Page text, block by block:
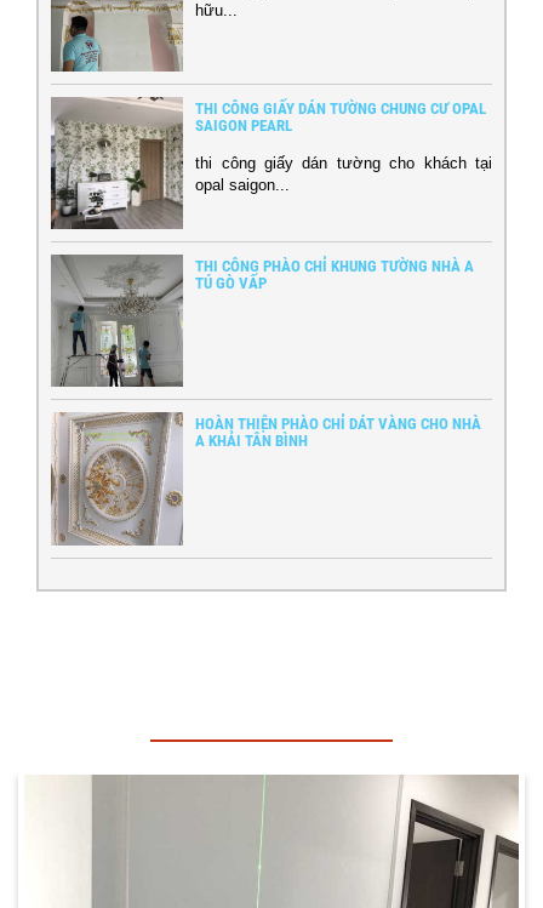
hữu...
THI CÔNG GIẤY DÁN TƯỜNG CHUNG CƯ OPAL
SAIGON PEARL
thi công giấy dán tường cho khách tại
opal saigon...
THI CÔNG PHÀO CHỈ KHUNG TƯỜNG NHÀ A
TÚ GÒ VẤP
HOÀN THIỆN PHÀO CHỈ DÁT VÀNG CHO NHÀ
A KHẢI TÂN BÌNH